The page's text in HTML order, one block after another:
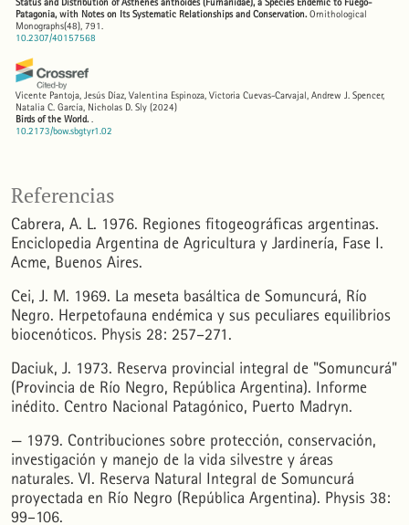
Patagonia, with Notes on Its Systematic Relationships and Conservation. Ornithological
Monographs(48), 791.
10.2307/40157568
Vicente Pantoja, Jesús Díaz, Valentina Espinoza, Victoria Cuevas-Carvajal, Andrew J. Spencer,
Natalia C. García, Nicholas D. Sly (2024)
Birds of the World. .
10.2173/bow.sbgtyr1.02
Vicente Pantoja-Maggi, Jesús Díaz Morales, Valentina Espinoza, Victoria Cuevas-Carvajal,
Andrew J. Spencer, Natalia C. García, Nicholas D. Sly
10.2173/bow.sbgtyr1.02.1
Villalobos
(2019)
Drivers of Phylogenetic Assemblage Structure of the Furnariides, a Widespread Clade of
Lowland Neotropical Birds. The American Naturalist, 193(2), E41.
10.1086/700696
Aníbal E. Casas (1992)
La avifauna de las lagunas Cari Laufquen Chica y Cari Laufquen Grande, departamento 25 de
Mayo, Rio Negro. El Hornero, 13(3), 248.
Micaela de Lucía, Diego Eduardo Gutiérrez Gregoric (2017)
The genusPotamolithusPilsbry, 1896 (Gastropoda: Tateidae) on the Somuncurá Plateau,
Patagonia, Argentina.
Molluscan Research, 37(3), 202.
10.1080/13235818.2017.1279476
Referencias
Cabrera, A. L. 1976. Regiones fitogeográficas argentinas.
Enciclopedia Argentina de Agricultura y Jardinería, Fase I.
Acme, Buenos Aires.
Cei, J. M. 1969. La meseta basáltica de Somuncurá, Río
Negro. Herpetofauna endémica y sus peculiares equilibrios
biocenóticos. Physis 28: 257–271.
Daciuk, J. 1973. Reserva provincial integral de "Somuncurá"
(Provincia de Río Negro, República Argentina). Informe
inédito. Centro Nacional Patagónico, Puerto Madryn.
— 1979. Contribuciones sobre protección, conservación,
investigación y manejo de la vida silvestre y áreas
naturales. VI. Reserva Natural Integral de Somuncurá
proyectada en Río Negro (República Argentina). Physis 38:
99–106.